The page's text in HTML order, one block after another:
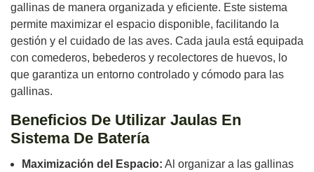
gallinas de manera organizada y eficiente. Este sistema
permite maximizar el espacio disponible, facilitando la
gestión y el cuidado de las aves. Cada jaula está equipada
con comederos, bebederos y recolectores de huevos, lo
que garantiza un entorno controlado y cómodo para las
gallinas.
Beneficios De Utilizar Jaulas En
Sistema De Batería
Maximización del Espacio: Al organizar a las gallinas